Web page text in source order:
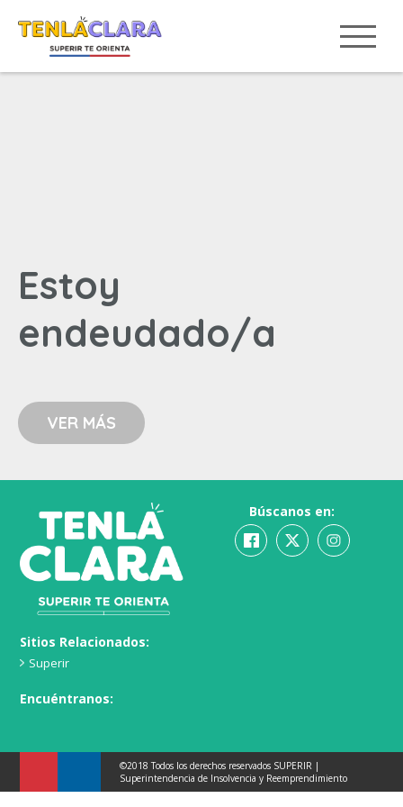
Estoy
endeudado/a
VER MÁS
Sitios Relacionados:
Superir
Encuéntranos:
Búscanos en:
©2018 Todos los derechos reservados SUPERIR |
Superintendencia de Insolvencia y Reemprendimiento